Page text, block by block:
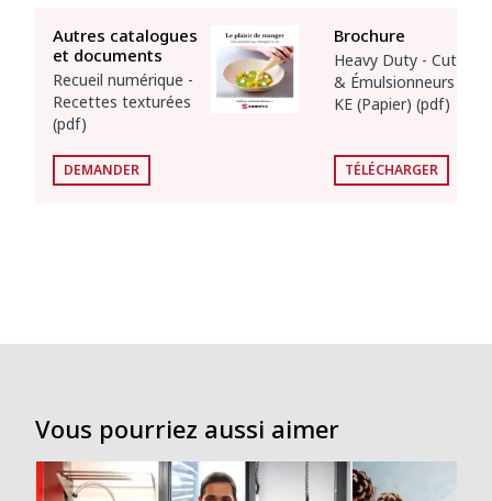
Autres catalogues
et documents
Recueil numérique -
Recettes texturées
(pdf)
DEMANDER
Brochure
Heavy Duty - Cutters
& Émulsionneurs K-
KE (Papier) (pdf)
TÉLÉCHARGER
Vous pourriez aussi aimer